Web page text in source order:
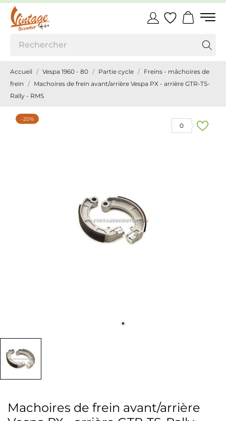
Accueil Vespa 1960 - 80 Partie cycle
Freins - mâchoires de
frein
Machoires de frein avant/arrière Vespa PX - arrière GTR-TS-
Rally - RMS
0
-20%
Machoires de frein avant/arrière